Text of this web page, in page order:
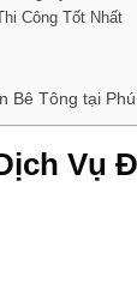
Công Tốt Nhất
Bê Tông tại
Vụ